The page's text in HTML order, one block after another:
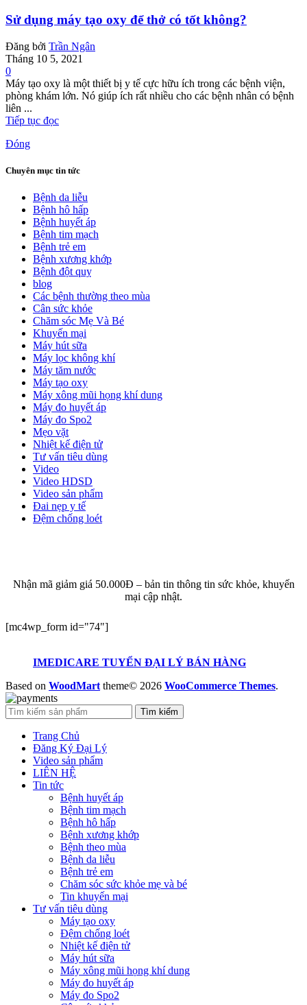
Sử dụng máy tạo oxy để thở có tốt không?
Đăng bởi Trần Ngân
Tháng 10 5, 2021
0
Máy tạo oxy là một thiết bị y tế cực hữu ích trong các bệnh viện,
phòng khám lớn. Nó giúp ích rất nhiều cho các bệnh nhân có bệnh
liên ...
Tiếp tục đọc
Đóng
Chuyên mục tin tức
Bệnh da liễu
Bệnh hô hấp
Bệnh huyết áp
Bệnh tim mạch
Bệnh trẻ em
Bệnh xương khớp
Bệnh đột quỵ
blog
Các bệnh thường theo mùa
Cân sức khỏe
Chăm sóc Mẹ Và Bé
Khuyến mại
Máy hút sữa
Máy lọc không khí
Máy tăm nước
Máy tạo oxy
Máy xông mũi họng khí dung
Máy đo huyết áp
Máy đo Spo2
Mẹo vặt
Nhiệt kế điện tử
Tư vấn tiêu dùng
Video
Video HDSD
Video sản phẩm
Đai nẹp y tế
Đệm chống loét
Nhận mã giảm giá 50.000Đ – bản tin thông tin sức khỏe, khuyến
mại cập nhật.
[mc4wp_form id="74"]
IMEDICARE TUYỂN ĐẠI LÝ BÁN HÀNG
Based on WoodMart theme© 2026 WooCommerce Themes.
Tìm kiếm
Trang Chủ
Đăng Ký Đại Lý
Video sản phẩm
LIÊN HỆ
Tin tức
Bệnh huyết áp
Bệnh tim mạch
Bệnh hô hấp
Bệnh xương khớp
Bệnh theo mùa
Bệnh da liễu
Bệnh trẻ em
Chăm sóc sức khỏe mẹ và bé
Tin khuyến mại
Tư vấn tiêu dùng
Máy tạo oxy
Đệm chống loét
Nhiệt kế điện tử
Máy hút sữa
Máy xông mũi họng khí dung
Máy đo huyết áp
Máy đo Spo2